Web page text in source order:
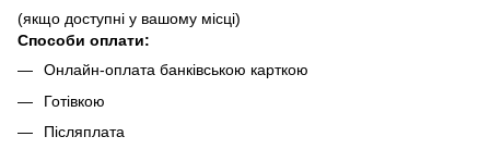
(якщо доступні у вашому місці)
Способи оплати:
Онлайн-оплата банківською карткою
Готівкою
Післяплата